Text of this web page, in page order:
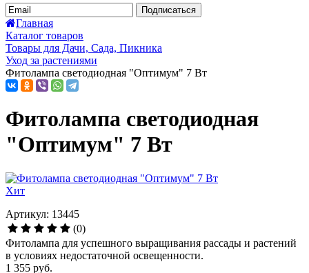
Подписаться
Главная
Каталог товаров
Товары для Дачи, Сада, Пикника
Уход за растениями
Фитолампа светодиодная "Оптимум" 7 Вт
Фитолампа светодиодная
"Оптимум" 7 Вт
Хит
Артикул: 13445
(0)
Фитолампа для успешного выращивания рассады и растений
в условиях недостаточной освещенности.
1 355 руб.